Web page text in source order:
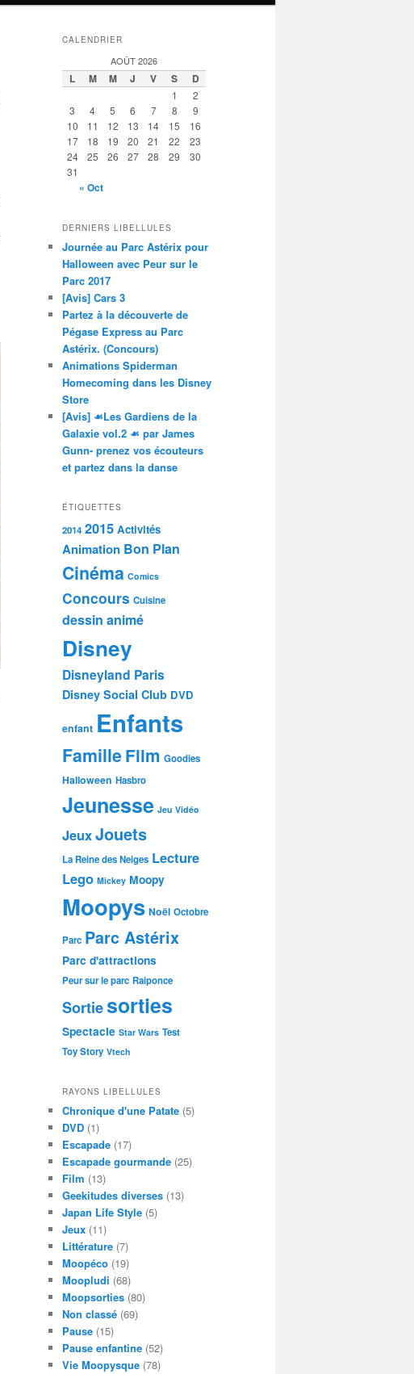
CALENDRIER
AOÛT 2026
L M M J V S D
1
2
3
4 5 6 7 8
9
10
11 12 13 14 15
16
17
18 19 20 21 22
23
24
25 26 27 28 29
30
31
« Oct
DERNIERS LIBELLULES
Journée au Parc Astérix pour
Halloween avec Peur sur le
Parc 2017
[Avis] Cars 3
Partez à la découverte de
Pégase Express au Parc
Astérix. (Concours)
Animations Spiderman
Homecoming dans les Disney
Store
[Avis] ☙Les Gardiens de la
Galaxie vol.2 ☙ par James
Gunn- prenez vos écouteurs
et partez dans la danse
ÉTIQUETTES
2014 2015 Activités
Animation Bon Plan
Cinéma Comics
Concours Cuisine
dessin animé
Disney
Disneyland Paris
Disney Social Club DVD
enfant Enfants
FamilleFilm Goodies
Halloween Hasbro
Jeunesse Jeu Vidéo
JeuxJouets
La Reine des Neiges Lecture
Lego Mickey Moopy
Moopys Noël Octobre
Parc Parc Astérix
Parc d'attractions
Peur sur le parc Raiponce
Sortiesorties
Spectacle Star Wars Test
Toy Story Vtech
RAYONS LIBELLULES
Chronique d'une Patate (5)
DVD (1)
Escapade (17)
Escapade gourmande (25)
Film (13)
Geekitudes diverses (13)
Japan Life Style (5)
Jeux (11)
Littérature (7)
Moopéco (19)
Moopludi (68)
Moopsorties (80)
Non classé (69)
Pause (15)
Pause enfantine (52)
Vie Moopysque (78)